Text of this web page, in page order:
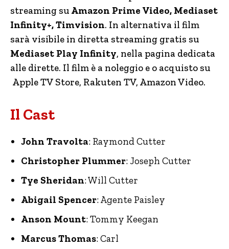
streaming su Amazon Prime Video, Mediaset
Infinity+, Timvision. In alternativa il film
sarà visibile in diretta streaming gratis su
Mediaset Play Infinity, nella pagina dedicata
alle dirette. Il film è a noleggio e o acquisto su
Apple TV Store, Rakuten TV, Amazon Video.
Il Cast
John Travolta: Raymond Cutter
Christopher Plummer: Joseph Cutter
Tye Sheridan: Will Cutter
Abigail Spencer: Agente Paisley
Anson Mount: Tommy Keegan
Marcus Thomas: Carl